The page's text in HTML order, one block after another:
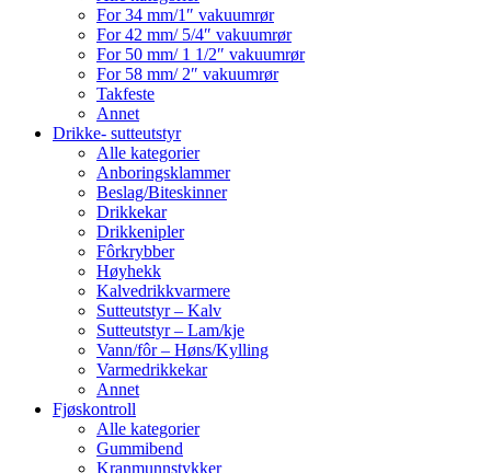
For 34 mm/1″ vakuumrør
For 42 mm/ 5/4″ vakuumrør
For 50 mm/ 1 1/2″ vakuumrør
For 58 mm/ 2″ vakuumrør
Takfeste
Annet
Drikke- sutteutstyr
Alle kategorier
Anboringsklammer
Beslag/Biteskinner
Drikkekar
Drikkenipler
Fôrkrybber
Høyhekk
Kalvedrikkvarmere
Sutteutstyr – Kalv
Sutteutstyr – Lam/kje
Vann/fôr – Høns/Kylling
Varmedrikkekar
Annet
Fjøskontroll
Alle kategorier
Gummibend
Kranmunnstykker